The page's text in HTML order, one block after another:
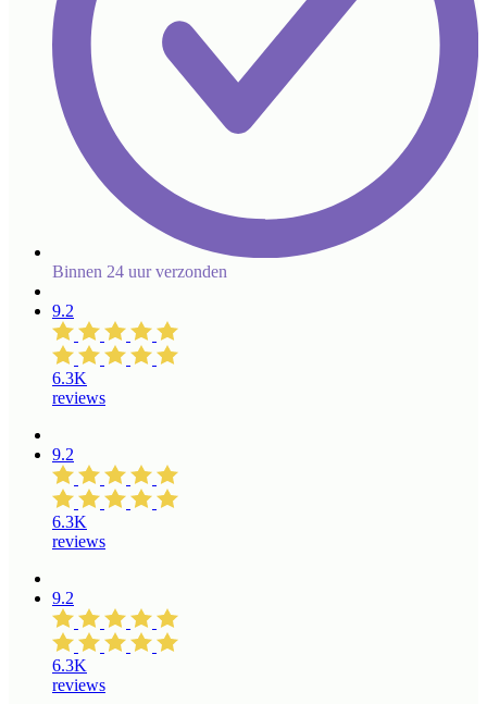
Binnen 24 uur verzonden
9.2
6.3K
reviews
9.2
6.3K
reviews
9.2
6.3K
reviews